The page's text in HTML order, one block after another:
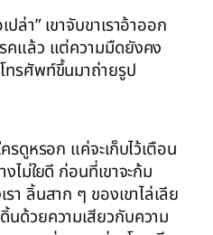
ล่า” เขาจับขาเราอ้าออก
คแล้ว แต่ความมืดยังคง
ทรศัพท์ขึ้นมาถ่ายรูป
รดูหรอก แค่จะเก็บไว้เตือน
ไม่ใยดี ก่อนที่เขาจะก้ม
า ลิ้นสาก ๆ ของเขาไล่เลีย
นด้วยความเสียวกับความ